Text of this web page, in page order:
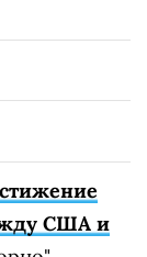
США и